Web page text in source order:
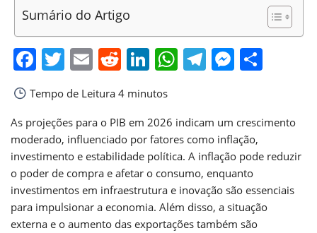
Sumário do Artigo
Facebook
Twitter
EmailReddit
LinkedIn
WhatsApp
Telegram
Tempo de Leitura 4 minutos
As projeções para o PIB em 2026 indicam um crescimento
moderado, influenciado por fatores como inflação,
investimento e estabilidade política. A inflação pode reduzir
o poder de compra e afetar o consumo, enquanto
investimentos em infraestrutura e inovação são essenciais
para impulsionar a economia. Além disso, a situação
externa e o aumento das exportações também são